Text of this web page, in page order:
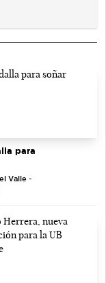
para
Valle -